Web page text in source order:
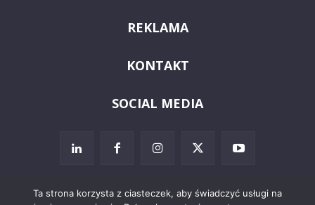
REKLAMA
KONTAKT
SOCIAL MEDIA
Ta strona korzysta z ciasteczek, aby świadczyć usługi na